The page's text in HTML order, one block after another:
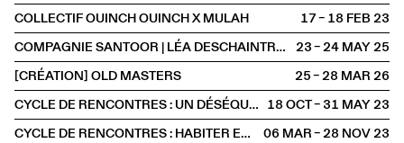
COLLECTIF OUINCH OUINCH X MULAH
17 – 18 FEB2023
COMPAGNIE SANTOOR | LÉA DESCHAINTRES & ILARIO SANTORO
23 – 24 MAY2025
[CRÉATION] OLD MASTERS
25 – 28 MAR2026
CYCLE DE RENCONTRES : UN DÉSÉQUILIBRE PRÉCIS 18 OCT – 31 MAY2023
CYCLE DE RENCONTRES : HABITER EN CLAUSTROPHILE
06 MAR – 28 NOV2023